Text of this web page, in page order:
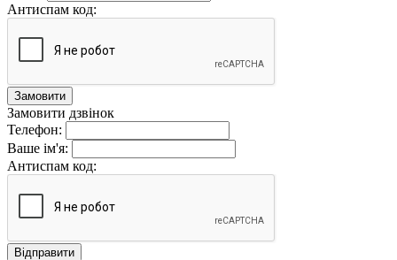
Антиспам код:
Замовити
Замовити дзвінок
Телефон:
Ваше ім'я:
Антиспам код:
Відправити